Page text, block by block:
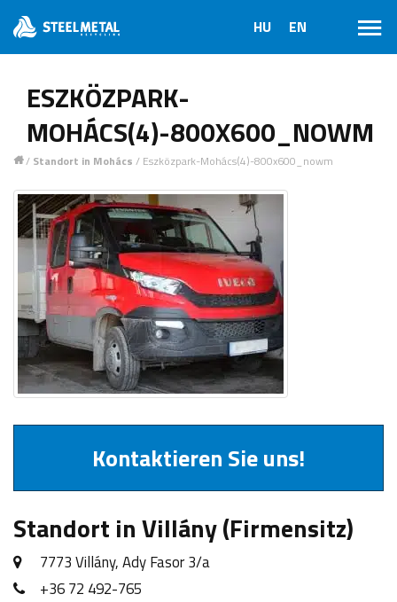
ESZKÖZPARK-
MOHÁCS(4)-800X600_NOWM
1/ Standort in Mohács / Eszközpark-Mohács(4)-800x600_nowm
Kontaktieren Sie uns!
Standort in Villány (Firmensitz)
7773 Villány, Ady Fasor 3/a
+36 72 492-765